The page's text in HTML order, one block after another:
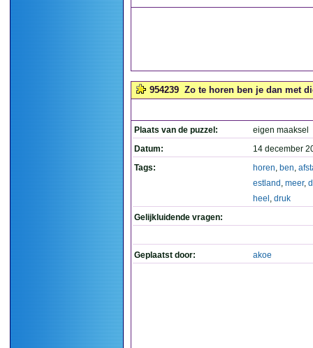
954239 Zo te horen ben je dan met
Plaats van de puzzel:
eigen maaksel
Datum:
14 december
Tags:
horen, ben,
estland , meer,
heel , druk
Gelijkluidende vragen:
Geplaatst door: akoe